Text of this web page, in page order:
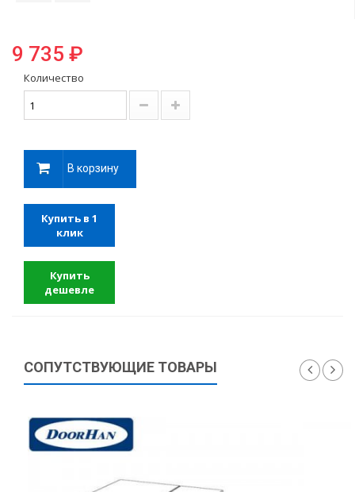
9 735 ₽
Количество
В корзину
Купить в 1
клик
Купить
дешевле
СОПУТСТВУЮЩИЕ ТОВАРЫ